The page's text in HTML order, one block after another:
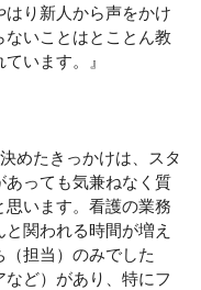
り新人から声をかけ
いことはとことん教
います。』
めたきっかけは、スタ
あっても気兼ねなく質
います。看護の業務
関われる時間が増え
担当）のみでした
ど）があり、特にフ